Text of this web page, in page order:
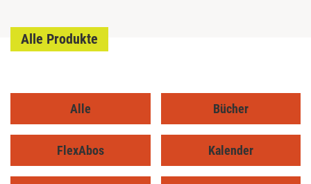
Alle Produkte
Alle Bücher
FlexAbos Kalender